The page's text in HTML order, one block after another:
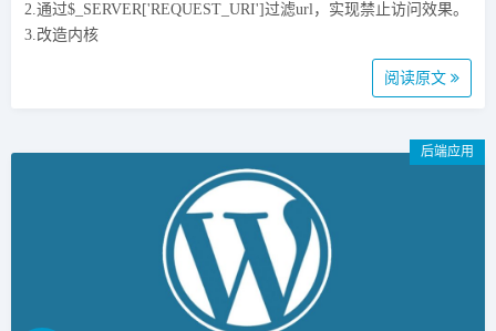
2.通过$_SERVER['REQUEST_URI']过滤url，实现禁止访问效果。
3.改造内核
阅读原文
后端应用